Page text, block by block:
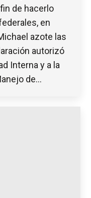
de hacerlo
en
azote las
autorizó
Interna y a la
de…